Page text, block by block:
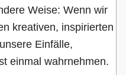
Weise: Wenn wir
kreativen, inspirierten
Einfälle,
einmal wahrnehmen.